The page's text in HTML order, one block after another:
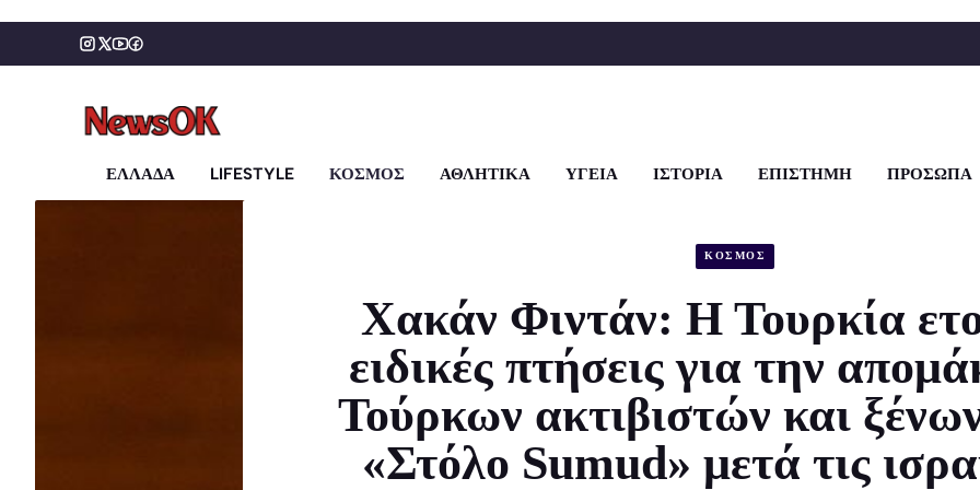
περιεχόμενο
ΕΛΛΑΔΑ LIFESTYLE ΚΟΣΜΟΣ ΑΘΛΗΤΙΚΑ ΥΓΕΙΑ ΙΣΤΟΡΙΑ ΕΠΙΣΤΗΜΗ ΠΡΟΣΩΠΑ
ΚΟΣΜΟΣ
Χακάν Φιντάν: Η Τουρκία
ειδικές πτήσεις για την
Τούρκων ακτιβιστών και
«Στόλο Sumud» μετά τις